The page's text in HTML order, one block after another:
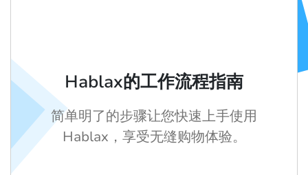
Hablax的工作流程指南
简单明了的步骤让您快速上手使用
Hablax，享受无缝购物体验。